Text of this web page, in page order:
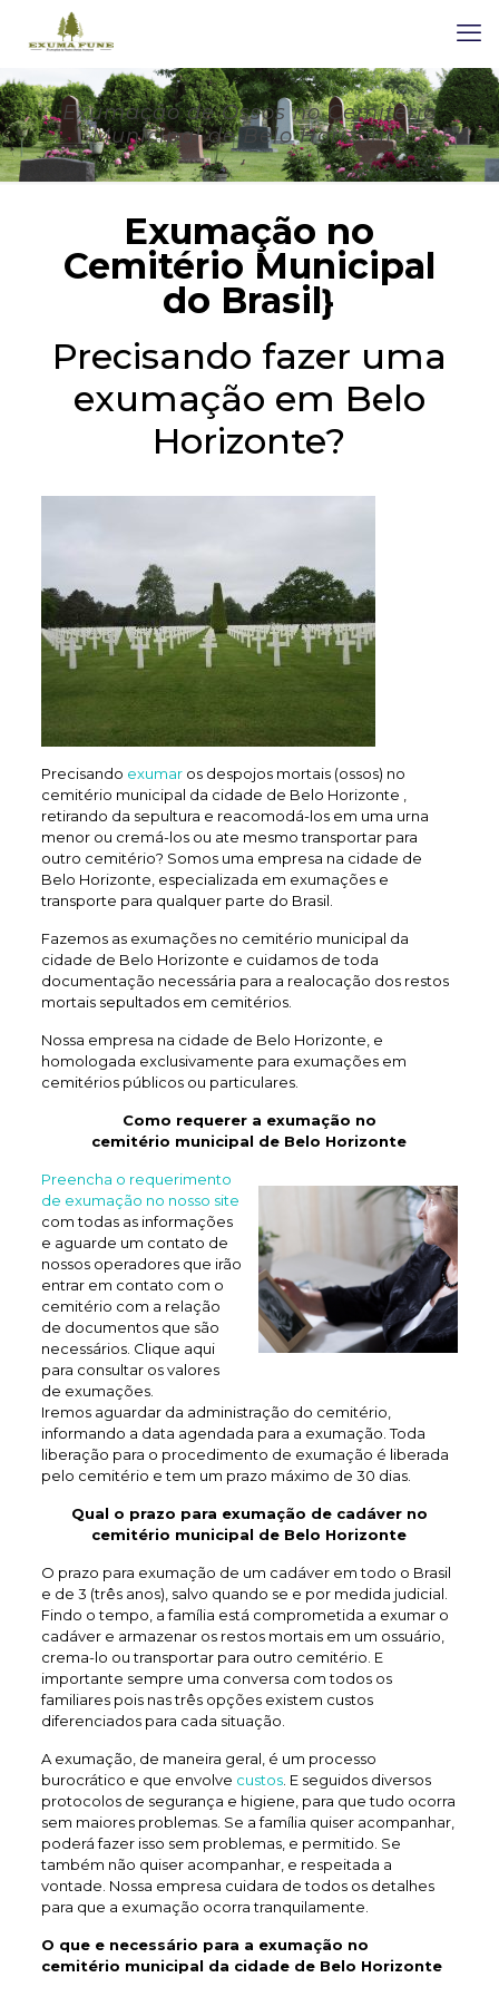
Exumação de Ossos no Cemitério
Municipal de Belo Horizonte
Exumação no
Cemitério Municipal
do Brasil}
Precisando fazer uma
exumação em Belo
Horizonte?
Precisando exumaros despojos mortais (ossos) no
cemitério municipal da cidade de Belo Horizonte ,
retirando da sepultura e reacomodá-los em uma urna
menor ou cremá-los ou ate mesmo transportar para
outro cemitério? Somos uma empresa na cidade de
Belo Horizonte, especializada em exumações e
transporte para qualquer parte do Brasil.
Fazemos as exumações no cemitério municipal da
cidade de Belo Horizonte e cuidamos de toda
documentação necessária para a realocação dos restos
mortais sepultados em cemitérios.
Nossa empresa na cidade de Belo Horizonte, e
homologada exclusivamente para exumações em
cemitérios públicos ou particulares.
Como requerer a exumação no
cemitério municipal de Belo Horizonte
Preencha o requerimento
de exumação no nosso site
com todas as informações
e aguarde um contato de
nossos operadores que irão
entrar em contato com o
cemitério com a relação
de documentos que são
necessários. Clique aqui
para consultar os valores
de exumações.
Iremos aguardar da administração do cemitério,
informando a data agendada para a exumação. Toda
liberação para o procedimento de exumação é liberada
pelo cemitério e tem um prazo máximo de 30 dias.
Qual o prazo para exumação de cadáver no
cemitério municipal de Belo Horizonte
O prazo para exumação de um cadáver em todo o Brasil
e de 3 (três anos), salvo quando se e por medida judicial.
Findo o tempo, a família está comprometida a exumar o
cadáver e armazenar os restos mortais em um ossuário,
crema-lo ou transportar para outro cemitério. E
importante sempre uma conversa com todos os
familiares pois nas três opções existem custos
diferenciados para cada situação.
A exumação, de maneira geral, é um processo
burocrático e que envolve custos. E seguidos diversos
protocolos de segurança e higiene, para que tudo ocorra
sem maiores problemas. Se a família quiser acompanhar,
poderá fazer isso sem problemas, e permitido. Se
também não quiser acompanhar, e respeitada a
vontade. Nossa empresa cuidara de todos os detalhes
para que a exumação ocorra tranquilamente.
O que e necessário para a exumação no
cemitério municipal da cidade de Belo Horizonte